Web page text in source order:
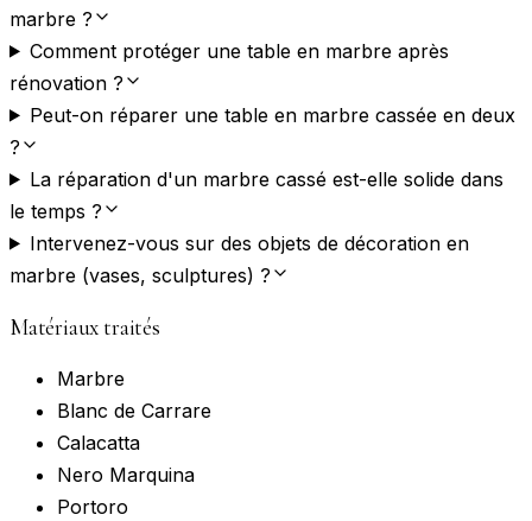
marbre ?
Comment protéger une table en marbre après
rénovation ?
Peut-on réparer une table en marbre cassée en deux
?
La réparation d'un marbre cassé est-elle solide dans
le temps ?
Intervenez-vous sur des objets de décoration en
marbre (vases, sculptures) ?
Matériaux traités
Marbre
Blanc de Carrare
Calacatta
Nero Marquina
Portoro